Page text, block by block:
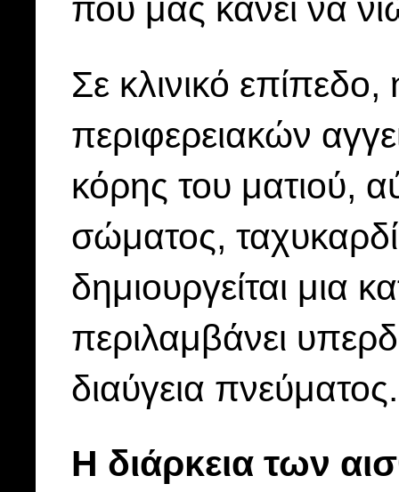
που μας κάνει να
Σε κλινικό
περιφερειακών
κόρης του ματιού,
σώματος,
δημιουργείται μια
περιλαμβάνει
διαύγεια πνεύματος.
Η διάρκεια των